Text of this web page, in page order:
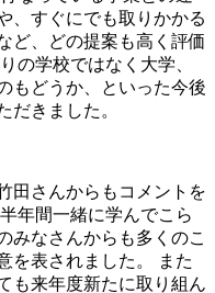
、すぐにでも取りかかる
ど、どの提案も高く評価
の学校ではなく大学、
もどうか、といった今後
だきました。
田さんからもコメントを
年間一緒に学んでこら
みなさんからも多くのこ
を表されました。 また
も来年度新たに取り組ん